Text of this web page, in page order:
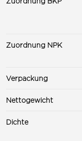
Zuordnung NPK
Verpackung
Nettogewicht
Dichte